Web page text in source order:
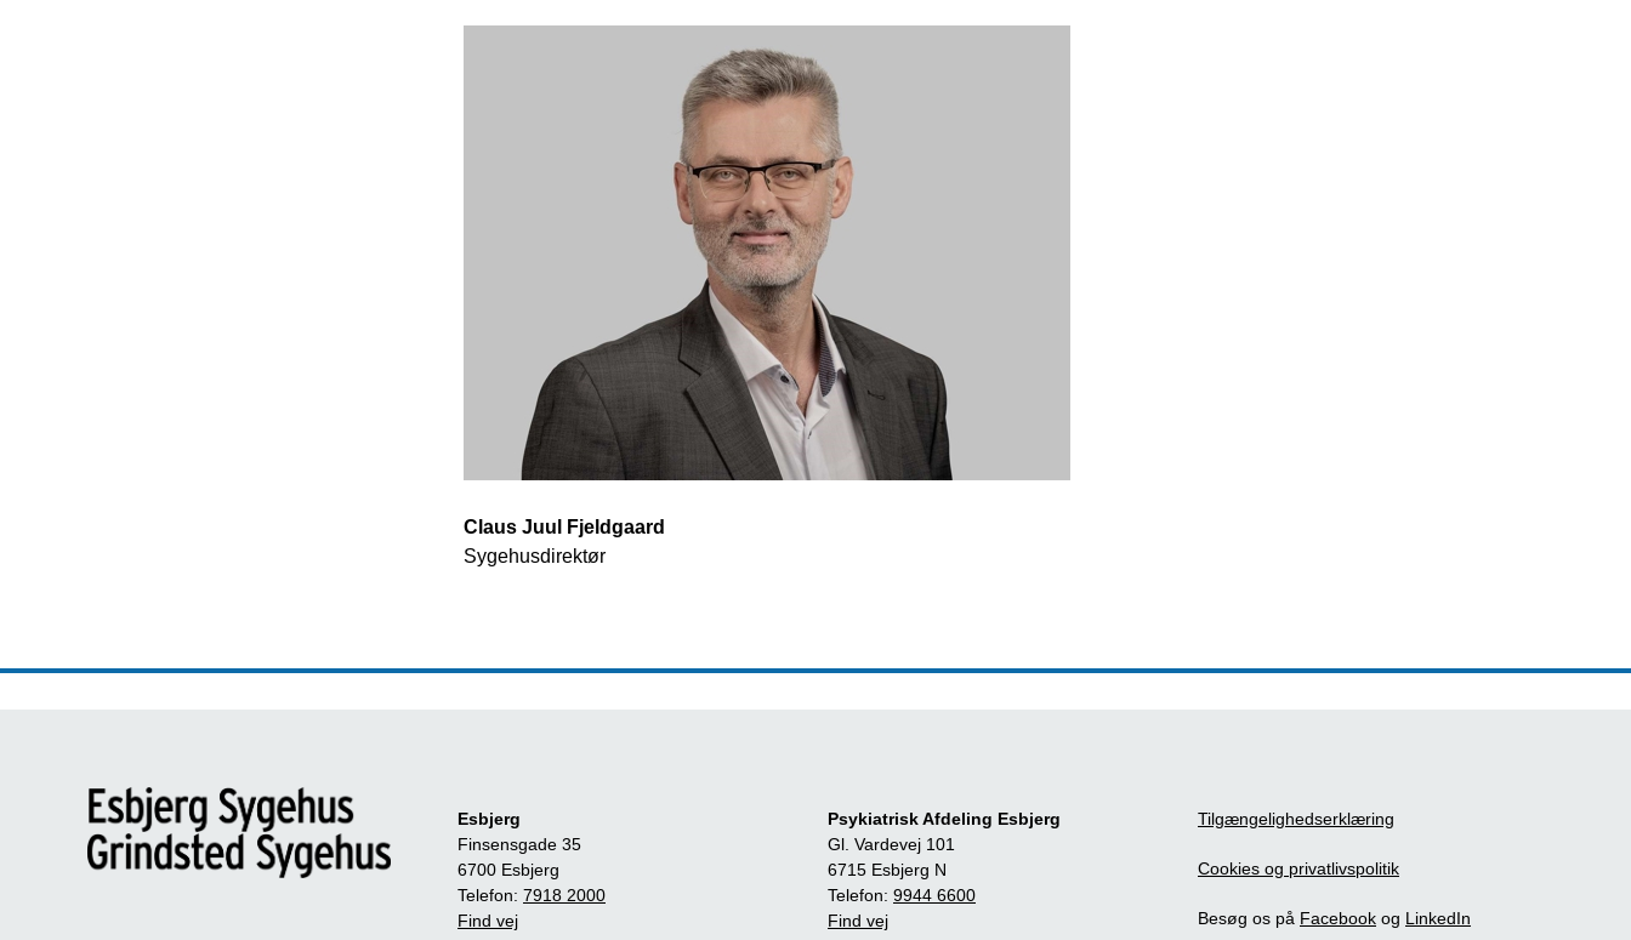
Claus Juul Fjeldgaard
Sygehusdirektør
Esbjerg
Finsensgade 35
6700 Esbjerg
Telefon: 7918 2000
Find vej
Psykiatrisk Afdeling Esbjerg
Gl. Vardevej 101
6715 Esbjerg N
Telefon: 9944 6600
Find vej
Tilgængelighedserklæring
Cookies og privatlivspolitik
Besøg os på Facebook og LinkedIn